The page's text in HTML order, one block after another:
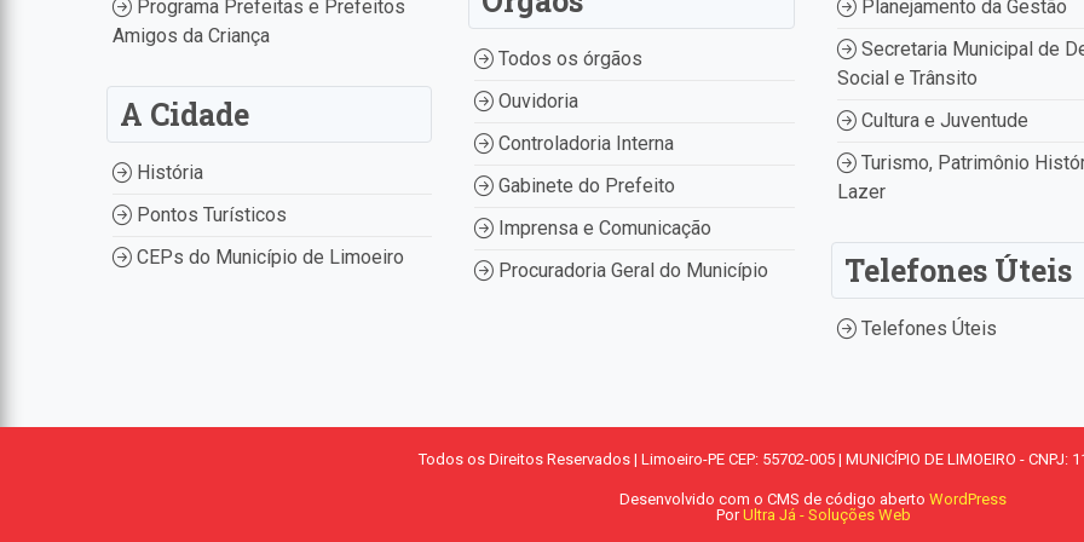
Programa Prefeitas e Prefeitos
Amigos da Criança
A Cidade
História
Pontos Turísticos
CEPs do Município de Limoeiro
Todos os órgãos
Ouvidoria
Controladoria Interna
Gabinete do Prefeito
Imprensa e Comunicação
Procuradoria Geral do Município
Planejamento da Gestão
Secretaria Municipal de
Social e Trânsito
Cultura e Juventude
Turismo, Patrimônio
Lazer
Telefones Úteis
Telefones Úteis
Todos os Direitos Reservados | Limoeiro-PE CEP: 55702-005 | MUNICÍPIO DE LIMOEIRO - CNPJ:
Desenvolvido com o CMS de código aberto WordPress
PorUltra Já - Soluções Web